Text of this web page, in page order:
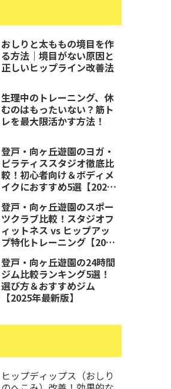
おしりと太ももの境目を作
る方法｜境目がない原因と
正しいヒップライン改善法
生理中のトレーニング、休
むのはもったいない？筋ト
レを最大限活かす方法！
登戸・向ヶ丘遊園のヨガ・
ピラティススタジオ徹底比
較！初心者向け＆ボディメ
イクにおすすめ5選【2025
登戸・向ヶ丘遊園のスポー
ツクラブ比較！スタジオフ
ィットネス vs ヒップアッ
プ特化トレーニング【2025
登戸・向ヶ丘遊園の24時間
ジム比較ランキング5選！
選び方＆おすすめジム
【2025年最新版】
ヒップディップス（おしり